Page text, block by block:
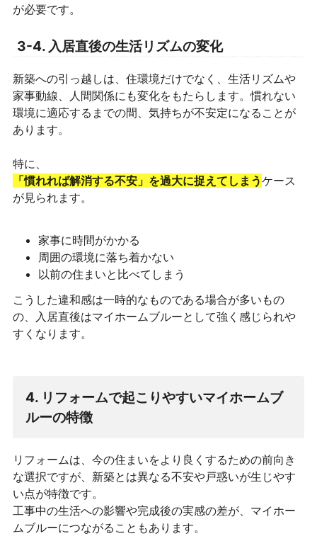
が必要です。
3-4. 入居直後の生活リズムの変化
新築への引っ越しは、住環境だけでなく、生活リズムや
家事動線、人間関係にも変化をもたらします。慣れない
環境に適応するまでの間、気持ちが不安定になることが
あります。
特に、
「慣れれば解消する不安」を過大に捉えてしまうケース
が見られます。
家事に時間がかかる
周囲の環境に落ち着かない
以前の住まいと比べてしまう
こうした違和感は一時的なものである場合が多いもの
の、入居直後はマイホームブルーとして強く感じられや
すくなります。
4. リフォームで起こりやすいマイホームブ
ルーの特徴
リフォームは、今の住まいをより良くするための前向き
な選択ですが、新築とは異なる不安や戸惑いが生じやす
い点が特徴です。
工事中の生活への影響や完成後の実感の差が、マイホー
ムブルーにつながることもあります。